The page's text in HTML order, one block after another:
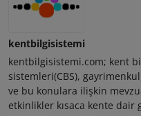
kentbilgisistemi
kentbilgisistemi.com; kent
sistemleri(CBS),
ve bu konulara ilişkin
etkinlikler kısaca kente